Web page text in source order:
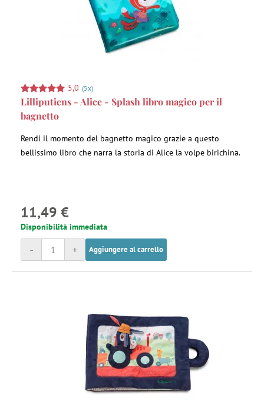
5,0 (5x)
Lilliputiens - Alice - Splash libro magico per il
bagnetto
Rendi il momento del bagnetto magico grazie a questo
bellissimo libro che narra la storia di Alice la volpe birichina.
11,49 €
Disponibilità immediata
+
- Aggiungere al carrello